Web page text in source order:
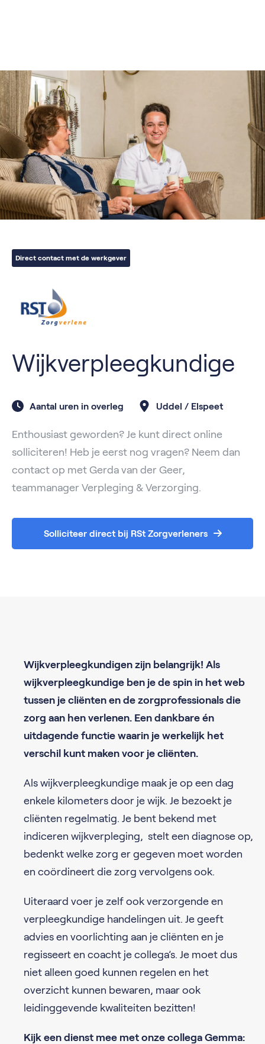
Direct contact met de werkgever
Wijkverpleegkundige
Aantal uren in overleg Uddel / Elspeet
Enthousiast geworden? Je kunt direct online
solliciteren! Heb je eerst nog vragen? Neem dan
contact op met Gerda van der Geer,
teammanager Verpleging & Verzorging.
Solliciteer direct bij RSt Zorgverleners
Wijkverpleegkundigen zijn belangrijk! Als
wijkverpleegkundige ben je de spin in het web
tussen je cliënten en de zorgprofessionals die
zorg aan hen verlenen. Een dankbare én
uitdagende functie waarin je werkelijk het
verschil kunt maken voor je cliënten.
Als wijkverpleegkundige maak je op een dag
enkele kilometers door je wijk. Je bezoekt je
cliënten regelmatig. Je bent bekend met
indiceren wijkverpleging, stelt een diagnose op,
bedenkt welke zorg er gegeven moet worden
en coördineert die zorg vervolgens ook.
Uiteraard voer je zelf ook verzorgende en
verpleegkundige handelingen uit. Je geeft
advies en voorlichting aan je cliënten en je
regisseert en coacht je collega’s. Je moet dus
niet alleen goed kunnen regelen en het
overzicht kunnen bewaren, maar ook
leidinggevende kwaliteiten bezitten!
Kijk een dienst mee met onze collega Gemma: